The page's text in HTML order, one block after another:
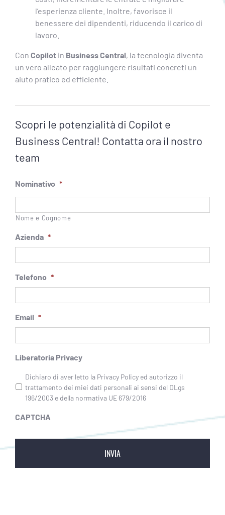
l’esperienza cliente. Inoltre, favorisce il
benessere dei dipendenti, riducendo il carico di
lavoro.
Con Copilotin Business Central, la tecnologia diventa
un vero alleato per raggiungere risultati concreti un
aiuto pratico ed efficiente.
Scopri le potenzialità di Copilot e
Business Central! Contatta ora il nostro
team
Nominativo *
Nome e Cognome
Azienda *
Telefono *
Email *
Liberatoria Privacy
Dichiaro di aver letto la Privacy Policy ed autorizzo il
trattamento dei miei dati personali ai sensi del DLgs
196/2003 e della normativa UE 679/2016
CAPTCHA